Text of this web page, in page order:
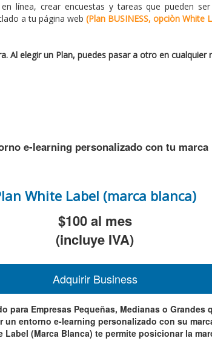
línea, crear encuestas y tareas que pueden ser
a tu página web (Plan BUSINESS, opciòn White
Al elegir un Plan, puedes pasar a otro en cualquier
e-learning personalizado con tu marca
White Label (marca blanca)
$100al mes
(incluye IVA)
Adquirir Business
para Empresas Pequeñas, Medianas o Grandes
un entorno e-learning personalizado con su
Label (Marca Blanca) te permite posicionar la